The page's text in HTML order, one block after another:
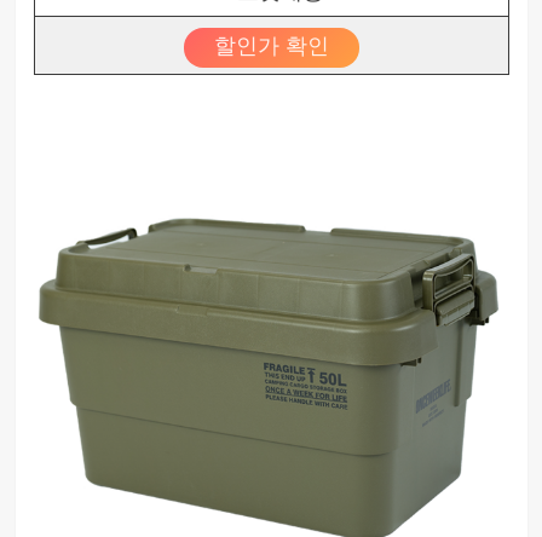
할인가 확인